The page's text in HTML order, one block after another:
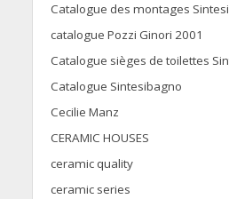
Catalogue des montages
catalogue Pozzi Ginori 2001
Catalogue sièges de toilettes
Catalogue Sintesibagno
Cecilie Manz
CERAMIC HOUSES
ceramic quality
ceramic series